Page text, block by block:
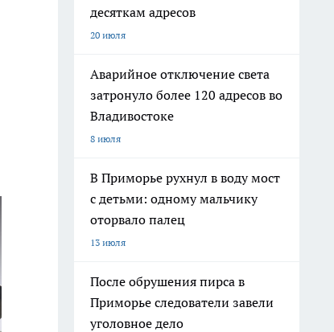
десяткам адресов
20 июля
Аварийное отключение света
затронуло более 120 адресов во
Владивостоке
8 июля
В Приморье рухнул в воду мост
с детьми: одному мальчику
оторвало палец
13 июля
После обрушения пирса в
Приморье следователи завели
уголовное дело